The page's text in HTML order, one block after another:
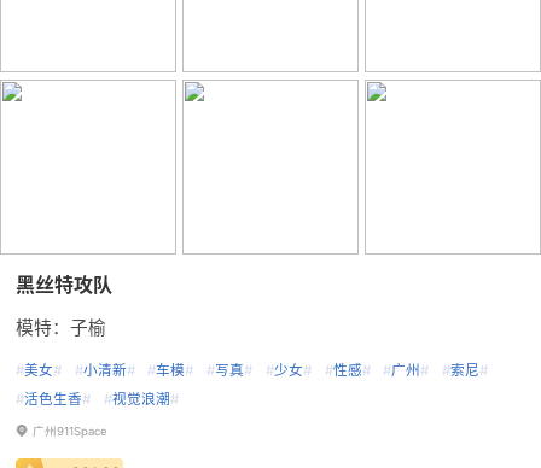
黑丝特攻队
模特：子榆
#美女# #小清新# #车模# #写真# #少女# #性感# #广州 # #索尼#
#活色生香# #视觉浪潮#
广州911Space